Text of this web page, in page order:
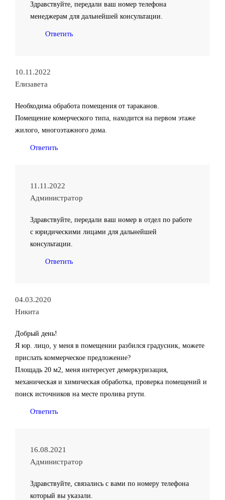
Здравствуйте, передали ваш номер телефона
менеджерам для дальнейшей консультации.
Ответить
10.11.2022
Елизавета
Необходима обработа помещения от тараканов.
Помещение комерческого типа, находится на первом этаже
жилого, многоэтажного дома.
Ответить
11.11.2022
Администратор
Здравствуйте, передали ваш номер в отдел по работе
с юридическими лицами для дальнейшей
консультации.
Ответить
04.03.2020
Никита
Добрый день!
Я юр. лицо, у меня в помещении разбился градусник, можете
прислать коммерческое предложение?
Площадь 20 м2, меня интересует демеркуризация,
механическая и химическая обработка, проверка помещений и
поиск источников на месте пролива ртути.
Ответить
16.08.2021
Администратор
Здравствуйте, связались с вами по номеру телефона
который вы указали.